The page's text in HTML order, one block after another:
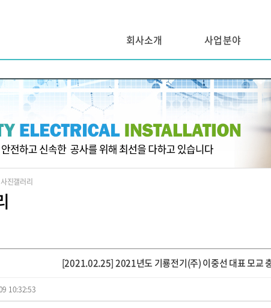
회사소개 사업분야
사진갤러리
[2021.02.25] 2021년도 기룡전기(주) 이중선 대표 모교
10:32:53